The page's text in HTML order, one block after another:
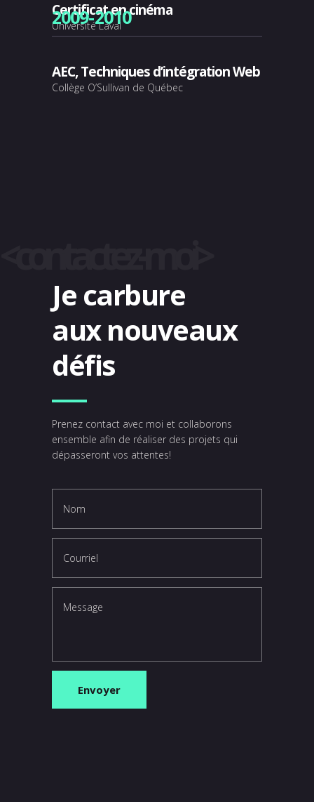
Certificat en cinéma
Université Laval
2009-2010
AEC, Techniques d’intégration Web
Collège O’Sullivan de Québec
Je carbure
aux nouveaux
défis
Prenez contact avec moi et collaborons
ensemble afin de réaliser des projets qui
dépasseront vos attentes!